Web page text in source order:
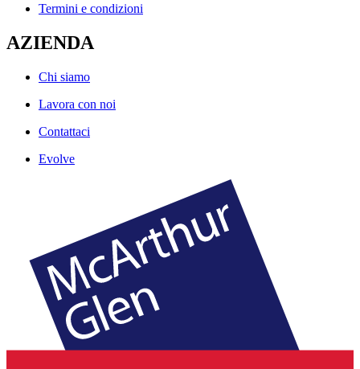
Termini e condizioni
AZIENDA
Chi siamo
Lavora con noi
Contattaci
Evolve